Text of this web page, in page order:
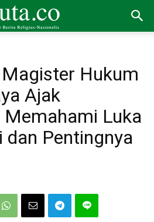
Hukum
Ajak
Luka
dan Pentingnya